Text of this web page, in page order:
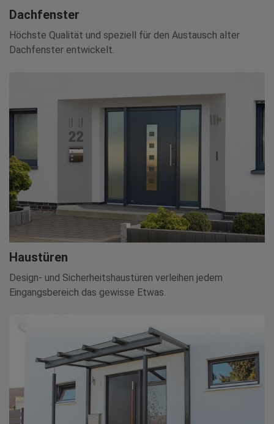
Dachfenster
Höchste Qualität und speziell für den Austausch alter
Dachfenster entwickelt.
Haustüren
Design- und Sicherheitshaustüren verleihen jedem
Eingangsbereich das gewisse Etwas.